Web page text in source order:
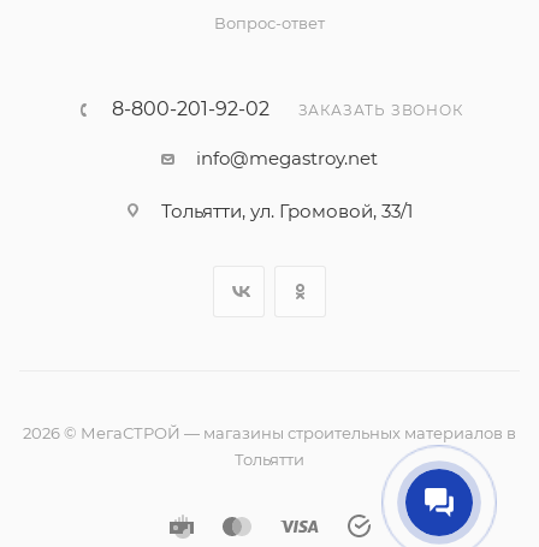
Вопрос-ответ
8-800-201-92-02 ЗАКАЗАТЬ ЗВОНОК
info@megastroy.net
Тольятти, ул. Громовой, 33/1
2026 © МегаСТРОЙ — магазины строительных материалов в
Тольятти